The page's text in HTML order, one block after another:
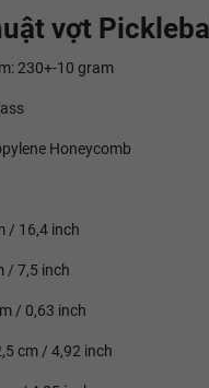
vợt
230+-10 gram
Honeycomb
/ 16,4 inch
/ 7,5 inch
/ 0,63 inch
cm / 4,92 inch